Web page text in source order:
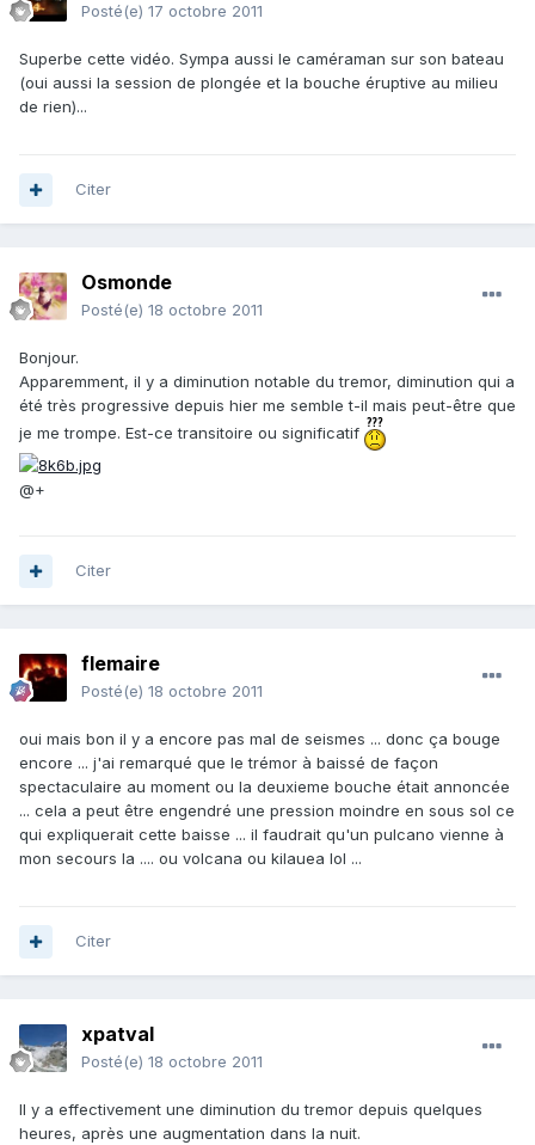
Posté(e) 17 octobre 2011
Superbe cette vidéo. Sympa aussi le caméraman sur son bateau
(oui aussi la session de plongée et la bouche éruptive au milieu
de rien)...
Citer
Osmonde
Posté(e) 18 octobre 2011
Bonjour.
Apparemment, il y a diminution notable du tremor, diminution qui a
été très progressive depuis hier me semble t-il mais peut-être que
je me trompe. Est-ce transitoire ou significatif
@+
Citer
flemaire
Posté(e) 18 octobre 2011
oui mais bon il y a encore pas mal de seismes ... donc ça bouge
encore ... j'ai remarqué que le trémor à baissé de façon
spectaculaire au moment ou la deuxieme bouche était annoncée
... cela a peut être engendré une pression moindre en sous sol ce
qui expliquerait cette baisse ... il faudrait qu'un pulcano vienne à
mon secours la .... ou volcana ou kilauea lol ...
Citer
xpatval
Posté(e) 18 octobre 2011
Il y a effectivement une diminution du tremor depuis quelques
heures, après une augmentation dans la nuit.